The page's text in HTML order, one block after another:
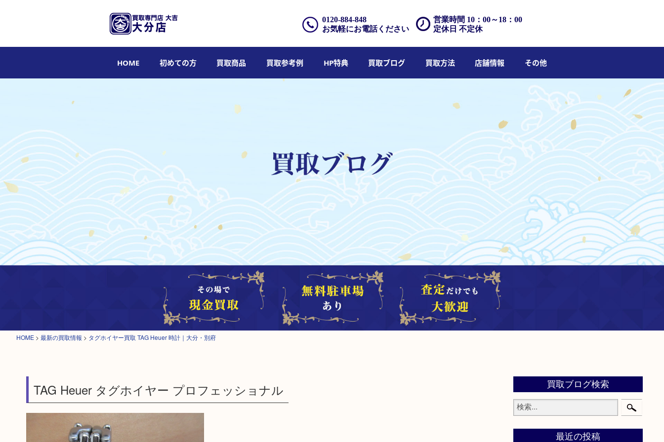
営業時間 10：00～18：00
定休日 不定休
0120-884-848
お気軽にお電話ください
HOME 初めての方 買取商品 買取参考例 HP特典 買取ブログ 買取方法 店舗情報 その他
HOME > 最新の買取情報 > タグホイヤー買取 TAG Heuer 時計｜大分・別府
TAG Heuer タグホイヤー プロフェッショナル 買取ブログ検索
最近の投稿